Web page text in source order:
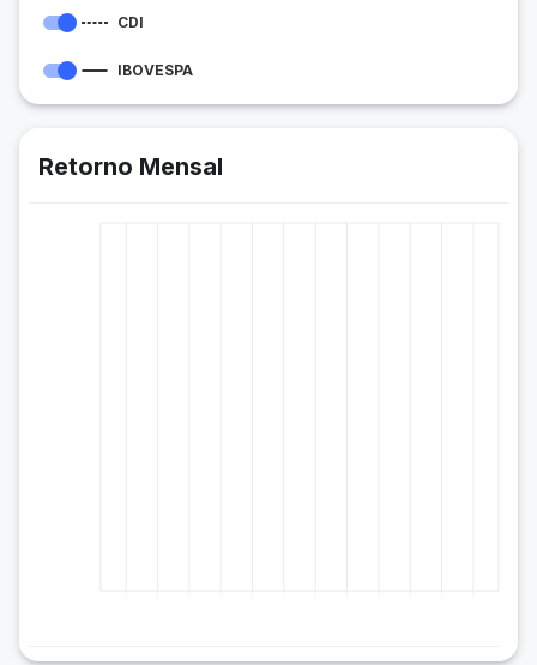
CDI
IBOVESPA
Retorno Mensal